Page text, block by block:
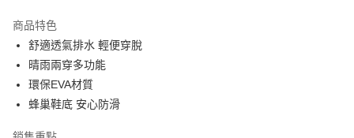
合作金庫商業銀行
華南商業銀行
上海商業儲蓄銀行
國泰世華商業銀行
臺灣中小企業銀行
聯邦商業銀行
LINE Pay
Apple Pay
悠遊付
商品特色
舒適透氣排水 輕便穿脫
晴雨兩穿多功能
環保EVA材質
蜂巢鞋底 安心防滑